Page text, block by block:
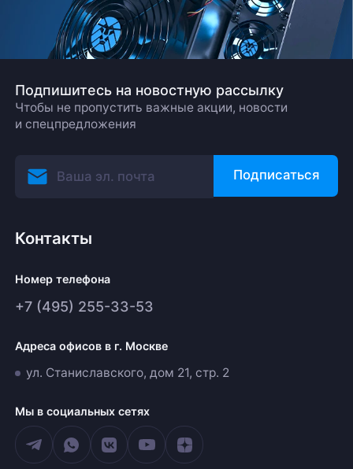
Подпишитесь на новостную рассылку
Чтобы не пропустить важные акции, новости
и спецпредложения
Подписаться
Контакты
Номер телефона
+7 (495) 255-33-53
Адреса офисов в г. Москве
ул. Станиславского, дом 21, стр. 2
Мы в социальных сетях